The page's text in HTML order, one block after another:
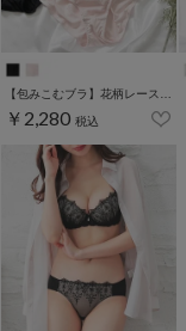
￥2,280 税込